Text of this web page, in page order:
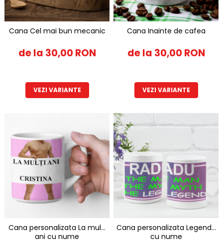
Cana Cel mai bun mecanic
de la 30,00 RON
VEZI VARIANTE
Cana Inainte de cafea
de la 30,00 RON
VEZI VARIANTE
Cana personalizata La multi
ani cu nume
Cana personalizata Legenda
cu nume